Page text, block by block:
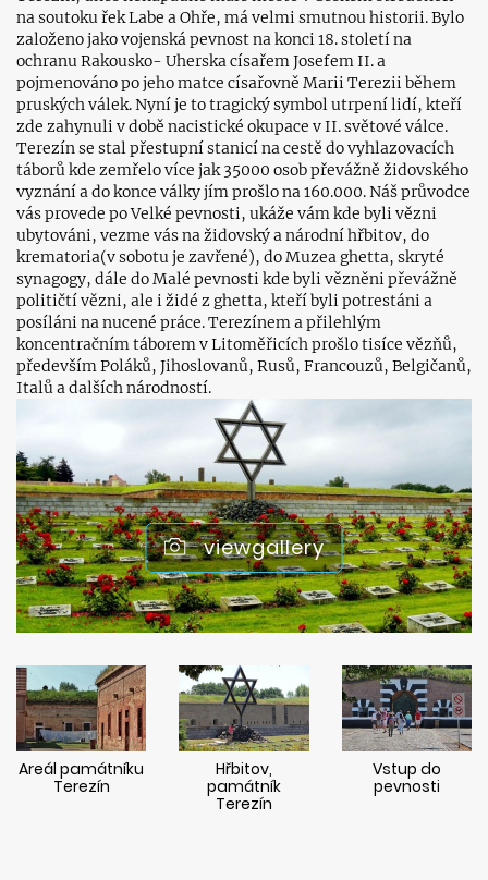
na soutoku řek Labe a Ohře, má velmi smutnou historii. Bylo
založeno jako vojenská pevnost na konci 18. století na
ochranu Rakousko- Uherska císařem Josefem II. a
pojmenováno po jeho matce císařovně Marii Terezii během
pruských válek. Nyní je to tragický symbol utrpení lidí, kteří
zde zahynuli v době nacistické okupace v II. světové válce.
Terezín se stal přestupní stanicí na cestě do vyhlazovacích
táborů kde zemřelo více jak 35000 osob převážně židovského
vyznání a do konce války jím prošlo na 160.000. Náš průvodce
vás provede po Velké pevnosti, ukáže vám kde byli vězni
ubytováni, vezme vás na židovský a národní hřbitov, do
krematoria(v sobotu je zavřené), do Muzea ghetta, skryté
synagogy, dále do Malé pevnosti kde byli vězněni převážně
političtí vězni, ale i židé z ghetta, kteří byli potrestáni a
posíláni na nucené práce. Terezínem a přilehlým
koncentračním táborem v Litoměřicích prošlo tisíce vězňů,
především Poláků, Jihoslovanů, Rusů, Francouzů, Belgičanů,
Italů a dalších národností.
viewgallery
Areál památníku
Terezín
Hřbitov,
památník
Terezín
Vstup do
pevnosti